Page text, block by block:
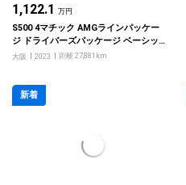
1,122.1 万円
S500 4マチック AMGラインパッケー
ジ ドライバーズパッケージ ベーシッ
クパッケージ レザーエクスクルーシブ
大阪 2023 距離 27,881km
新着